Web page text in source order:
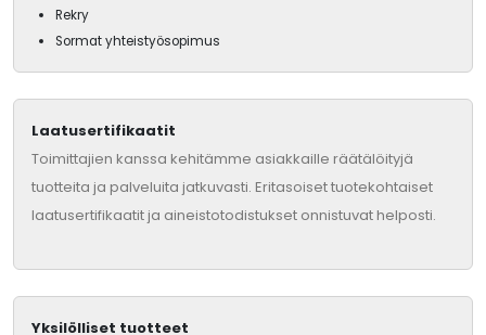
Rekry
Sormat yhteistyösopimus
Laatusertifikaatit
Toimittajien kanssa kehitämme asiakkaille räätälöityjä
tuotteita ja palveluita jatkuvasti. Eritasoiset tuotekohtaiset
laatusertifikaatit ja aineistotodistukset onnistuvat helposti.
Yksilölliset tuotteet